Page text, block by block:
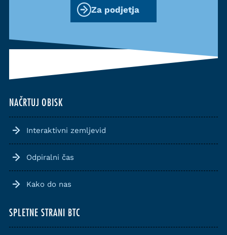
NAČRTUJ OBISK
Interaktivni zemljevid
Odpiralni čas
Kako do nas
SPLETNE STRANI BTC
Za podjetja